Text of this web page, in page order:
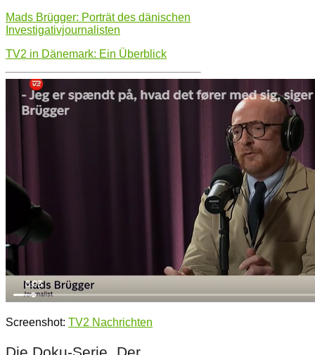
Mads Brügger: Porträt des dänischen
Investigativjournalisten
TV2 in Dänemark: Ein Überblick
Screenshot: TV2 Nachrichten